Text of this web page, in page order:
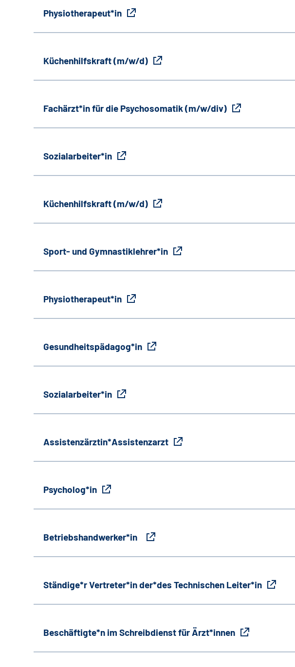
Physiotherapeut*in
Küchenhilfskraft (m/w/d)
Fachärzt*in für die Psychosomatik (m/w/div)
Sozialarbeiter*in
Küchenhilfskraft (m/w/d)
Sport- und Gymnastiklehrer*in
Physiotherapeut*in
Gesundheitspädagog*in
Sozialarbeiter*in
Assistenzärztin*Assistenzarzt
Psycholog*in
Betriebshandwerker*in
Ständige*r Vertreter*in der*des Technischen Leiter*in
Beschäftigte*n im Schreibdienst für Ärzt*innen